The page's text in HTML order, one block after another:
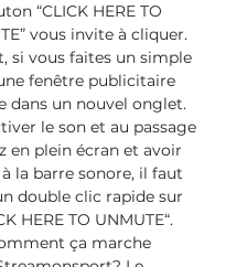
“CLICK HERE TO
vous invite à cliquer.
si vous faites un simple
fenêtre publicitaire
dans un nouvel onglet.
le son et au passage
en plein écran et avoir
la barre sonore, il faut
double clic rapide sur
HERE TO UNMUTE“.
ça marche